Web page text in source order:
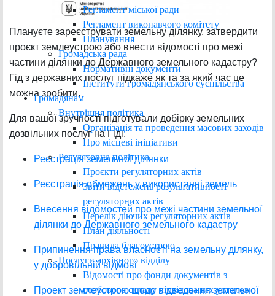
Регламент міської ради
Регламент виконавчого комітету
Планування
Громадська рада
Нормативні документи
Інститути громадянського суспільства
Громадянам
Внутрішня політика
Організація та проведення масових заходів
Про місцеві ініціативи
Регуляторна політика
Проєкти регуляторних актів
Звіти відстежень результативності
регуляторних актів
Перелік діючих регуляторних актів
План діяльності
Правила благоустрою
Послуги архівного відділу
Відомості про фонди документів з
особового складу ліквідованих установ
Плануєте зареєструвати земельну ділянку, затвердити
проєкт землеустрою або внести відомості про межі
частини ділянки до Державного земельного кадастру?
Гід з державних послуг підкаже як та за який час це
можна зробити.
Для вашої зручності підготували добірку земельних
дозвільних послуг на Гіді.
Реєстрація земельної ділянки
Реєстрація обмежень у використанні земель
Внесення відомостей про межі частини земельної
ділянки до Державного земельного кадастру
Припинення права власності на земельну ділянку,
у добровільній відмові
Проект землеустрою щодо відведення земельної